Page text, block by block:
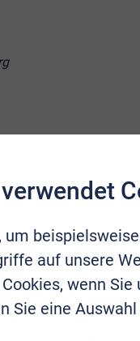
um
auf unsere
wenn
Sie eine